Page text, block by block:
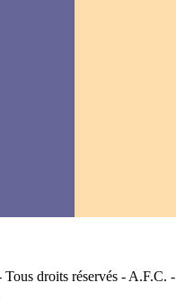
droits réservés - A.F.C. -